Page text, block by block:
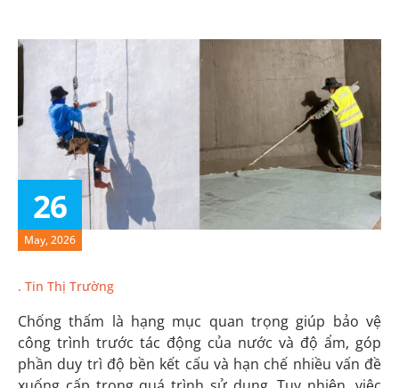
26
May, 2026
Tin Thị Trường
Chống thấm là hạng mục quan trọng giúp bảo vệ
công trình trước tác động của nước và độ ẩm, góp
phần duy trì độ bền kết cấu và hạn chế nhiều vấn đề